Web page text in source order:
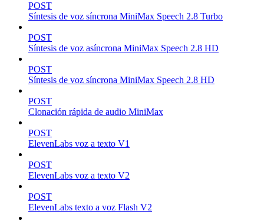
POST
Síntesis de voz síncrona MiniMax Speech 2.8 Turbo
POST
Síntesis de voz asíncrona MiniMax Speech 2.8 HD
POST
Síntesis de voz síncrona MiniMax Speech 2.8 HD
POST
Clonación rápida de audio MiniMax
POST
ElevenLabs voz a texto V1
POST
ElevenLabs voz a texto V2
POST
ElevenLabs texto a voz Flash V2